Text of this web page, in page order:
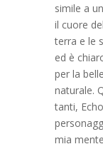
simile a
il cuore
terra e le
ed è
per la
naturale.
tanti,
mia